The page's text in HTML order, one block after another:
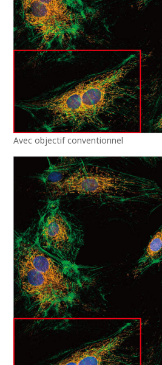
Avec objectif conventionnel